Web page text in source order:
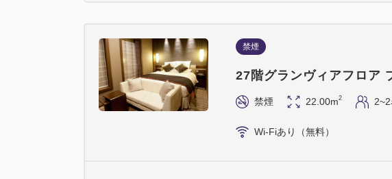
禁煙
27階グランヴィアフロア
禁煙 22.00m2 2~2
Wi-Fiあり（無料）